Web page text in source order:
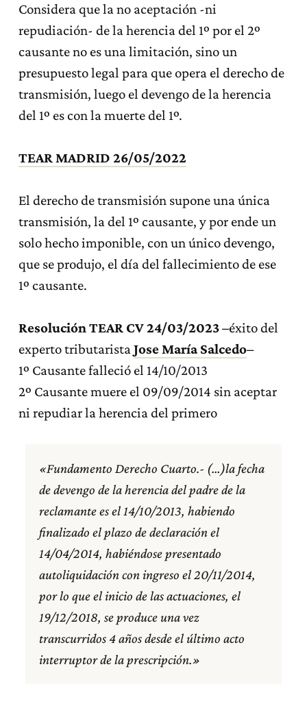
Considera que la no aceptación -ni
repudiación- de la herencia del 1º por el 2º
causante no es una limitación, sino un
presupuesto legal para que opera el derecho de
transmisión, luego el devengo de la herencia
del 1º es con la muerte del 1º.
TEAR MADRID 26/05/2022
El derecho de transmisión supone una única
transmisión, la del 1º causante, y por ende un
solo hecho imponible, con un único devengo,
que se produjo, el día del fallecimiento de ese
1º causante.
Resolución TEAR CV24/03/2023 –éxito del
experto tributaristaJose María Salcedo–
1º Causante falleció el 14/10/2013
2º Causante muere el 09/09/2014 sin aceptar
ni repudiar la herencia del primero
«Fundamento Derecho Cuarto.- (…)la fecha
de devengo de la herencia del padre de la
reclamante es el 14/10/2013, habiendo
finalizado el plazo de declaración el
14/04/2014, habiéndose presentado
autoliquidación con ingreso el 20/11/2014,
por lo que el inicio de las actuaciones, el
19/12/2018, se produce una vez
transcurridos 4 años desde el último acto
interruptor de la prescripción.»